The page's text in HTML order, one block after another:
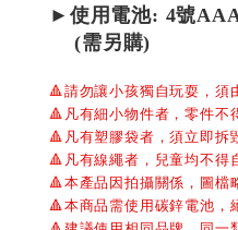
►使用電池: 4號
(需另購)
🔺請勿讓小孩獨自玩耍，須
🔺 凡有細小物件者，零件不
🔺 凡有塑膠袋者，須立即拆
🔺 凡有線繩者，兒童均不得
🔺本產品因拍攝關係，圖檔
🔺本商品需使用碳鋅電池，